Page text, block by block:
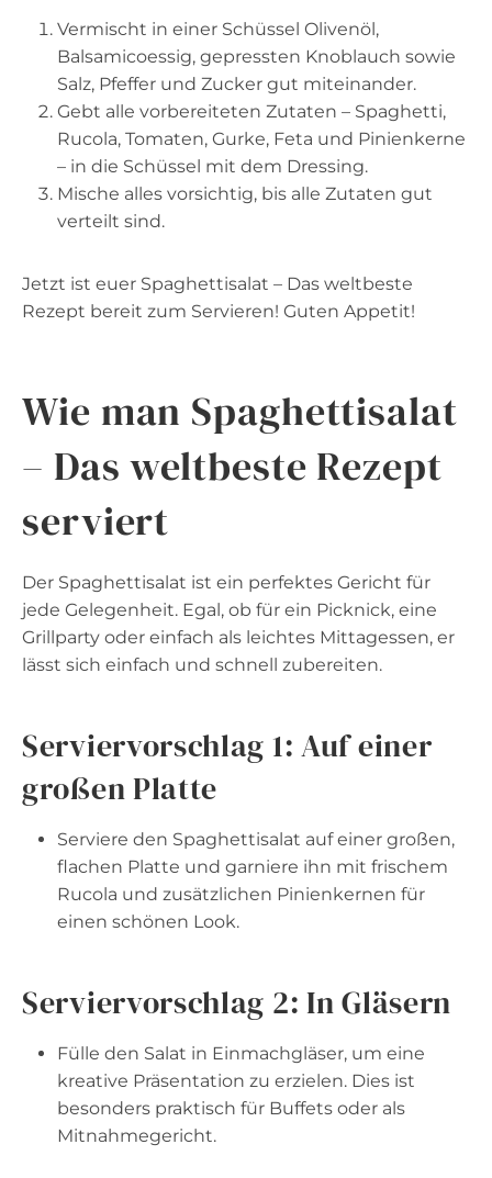
Vermischt in einer Schüssel Olivenöl,
Balsamicoessig, gepressten Knoblauch sowie
Salz, Pfeffer und Zucker gut miteinander.
Gebt alle vorbereiteten Zutaten – Spaghetti,
Rucola, Tomaten, Gurke, Feta und Pinienkerne
– in die Schüssel mit dem Dressing.
Mische alles vorsichtig, bis alle Zutaten gut
verteilt sind.
Jetzt ist euer Spaghettisalat – Das weltbeste
Rezept bereit zum Servieren! Guten Appetit!
Wie man Spaghettisalat
– Das weltbeste Rezept
serviert
Der Spaghettisalat ist ein perfektes Gericht für
jede Gelegenheit. Egal, ob für ein Picknick, eine
Grillparty oder einfach als leichtes Mittagessen, er
lässt sich einfach und schnell zubereiten.
Serviervorschlag 1: Auf einer
großen Platte
Serviere den Spaghettisalat auf einer großen,
flachen Platte und garniere ihn mit frischem
Rucola und zusätzlichen Pinienkernen für
einen schönen Look.
Serviervorschlag 2: In Gläsern
Fülle den Salat in Einmachgläser, um eine
kreative Präsentation zu erzielen. Dies ist
besonders praktisch für Buffets oder als
Mitnahmegericht.